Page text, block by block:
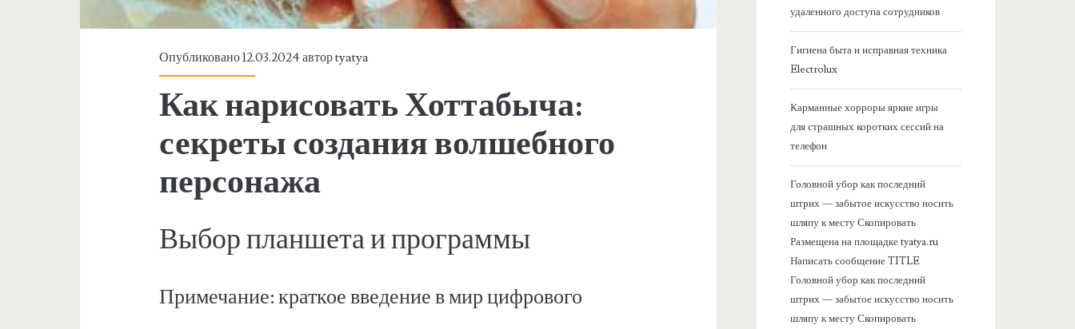
Опубликовано 12.03.2024 авторtyatya
Как нарисовать Хоттабыча:
секреты создания волшебного
персонажа
Выбор планшета и программы
Примечание: краткое введение в мир цифрового
удаленного доступа сотрудников
Гигиена быта и исправная техника
Electrolux
Карманные хорроры яркие игры
для страшных коротких сессий на
телефон
Головной убор как последний
штрих — забытое искусство носить
шляпу к месту Скопировать
Размещена на площадке tyatya.ru
Написать сообщение TITLE
Головной убор как последний
штрих — забытое искусство носить
шляпу к месту Скопировать